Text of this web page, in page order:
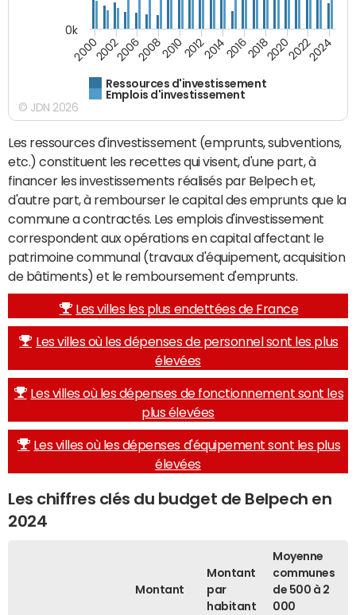
Ressources d'investissement
Emplois d'investissement
200020022006200820102012201420162018202020222024
0k
© JDN 2026
Les ressources d'investissement (emprunts, subventions,
etc.) constituent les recettes qui visent, d'une part, à
financer les investissements réalisés par Belpech et,
d'autre part, à rembourser le capital des emprunts que la
commune a contractés. Les emplois d'investissement
correspondent aux opérations en capital affectant le
patrimoine communal (travaux d'équipement, acquisition
de bâtiments) et le remboursement d'emprunts.
Les villes les plus endettées de France
Les villes où les dépenses de personnel sont les plus
élevées
Les villes où les dépenses de fonctionnement sont les
plus élevées
Les villes où les dépenses d'équipement sont les plus
élevées
Les chiffres clés du budget de Belpech en
2024
Montant
Montant
par
habitant
Moyenne
communes
de 500 à 2
000